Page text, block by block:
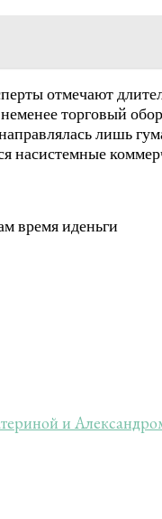
отмечают
торговый
лишь
время иденьги
и